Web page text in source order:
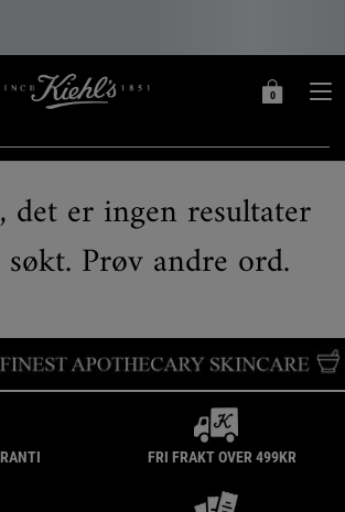
MIN
0
0 PRODUKT
det er ingen resultater
Prøv andre ord.
FRI FRAKT OVER 499KR